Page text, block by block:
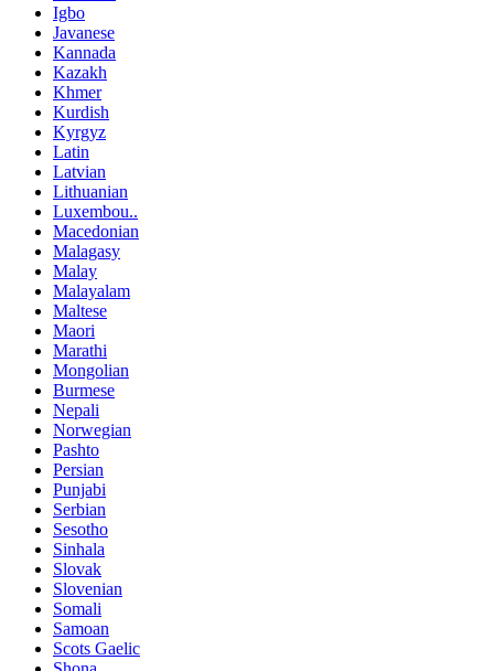
Igbo
Javanese
Kannada
Kazakh
Khmer
Kurdish
Kyrgyz
Latin
Latvian
Lithuanian
Luxembou..
Macedonian
Malagasy
Malay
Malayalam
Maltese
Maori
Marathi
Mongolian
Burmese
Nepali
Norwegian
Pashto
Persian
Punjabi
Serbian
Sesotho
Sinhala
Slovak
Slovenian
Somali
Samoan
Scots Gaelic